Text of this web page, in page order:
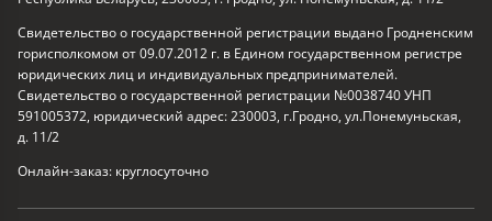
Свидетельство о государственной регистрации выдано Гродненским
горисполкомом от 09.07.2012 г. в Едином государственном регистре
юридических лиц и индивидуальных предпринимателей.
Свидетельство о государственной регистрации №0038740 УНП
591005372, юридический адрес: 230003, г.Гродно, ул.Понемуньская,
д. 11/2
Онлайн-заказ: круглосуточно